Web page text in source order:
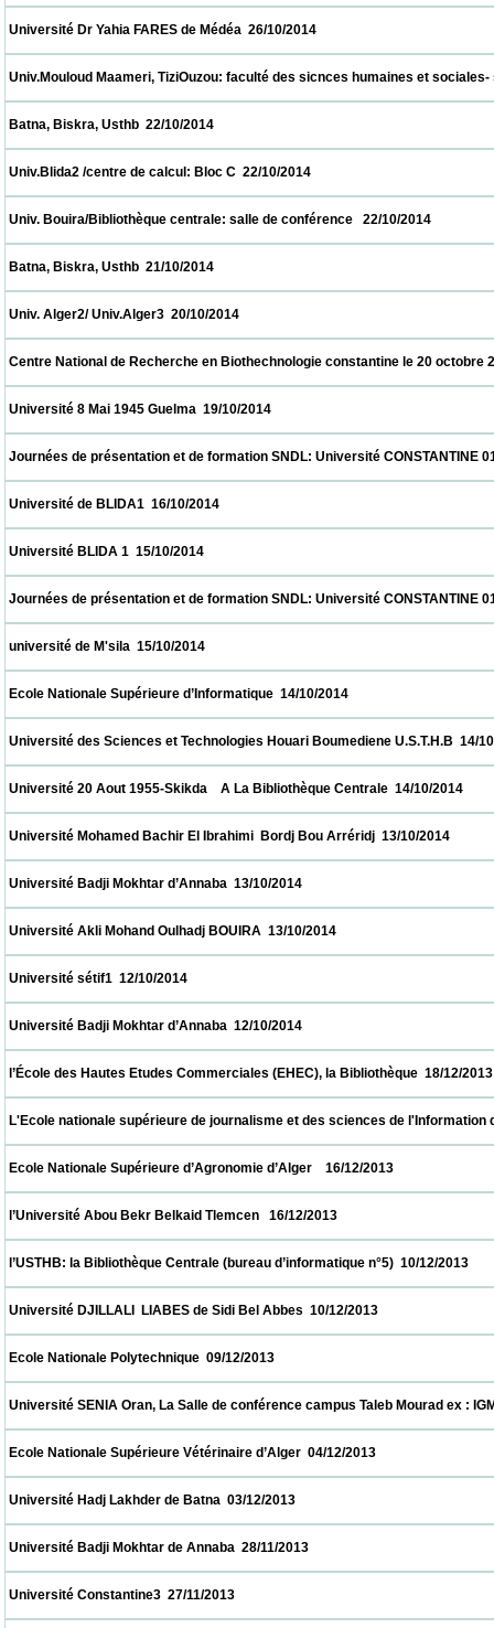
Université Dr Yahia FARES de Médéa  26/10/2014
Univ.Mouloud Maameri, TiziOuzou: faculté des sicnces humaines et
Batna, Biskra, Usthb  22/10/2014
Univ.Blida2 /centre de calcul: Bloc C  22/10/2014
Univ. Bouira/Bibliothèque centrale: salle de conférence   22/10/
Batna, Biskra, Usthb  21/10/2014
Univ. Alger2/ Univ.Alger3  20/10/2014
Centre National de Recherche en Biothechnologie constantine le
Université 8 Mai 1945 Guelma  19/10/2014
Journées de présentation et de formation SNDL: Université
Université de BLIDA1  16/10/2014
Université BLIDA 1  15/10/2014
Journées de présentation et de formation SNDL: Université
université de M'sila  15/10/2014
Ecole Nationale Supérieure d’Informatique  14/10/2014
Université des Sciences et Technologies Houari Boumediene
Université 20 Aout 1955-Skikda    A La Bibliothèque Centrale
Université Mohamed Bachir El Ibrahimi  Bordj Bou Arréridj  13/
Université Badji Mokhtar d’Annaba  13/10/2014
Université Akli Mohand Oulhadj BOUIRA  13/10/2014
Université sétif1  12/10/2014
Université Badji Mokhtar d’Annaba  12/10/2014
l’École des Hautes Etudes Commerciales (EHEC), la
L'Ecole nationale supérieure de journalisme et des sciences de
Ecole Nationale Supérieure d’Agronomie d’Alger    16/12/2013
l’Université Abou Bekr Belkaid Tlemcen   16/12/2013
l’USTHB: la Bibliothèque Centrale (bureau d’informatique n°5)
Université DJILLALI  LIABES de Sidi Bel Abbes  10/12/2013
Ecole Nationale Polytechnique  09/12/2013
Université SENIA Oran, La Salle de conférence campus Taleb
Ecole Nationale Supérieure Vétérinaire d’Alger  04/12/2013
Université Hadj Lakhder de Batna  03/12/2013
Université Badji Mokhtar de Annaba  28/11/2013
Université Constantine3  27/11/2013